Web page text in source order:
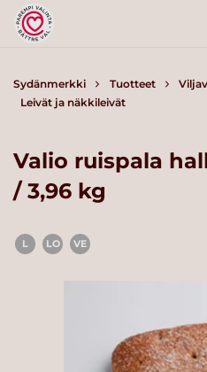
Sydänmerkki Tuotteet
Leivät ja näkkileivät
Valio ruispala
/ 3,96 kg
L LO VE